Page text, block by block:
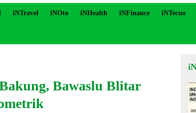
iNTravel iNOto iNHealth iNFinance iNTecno
Bawaslu Blitar